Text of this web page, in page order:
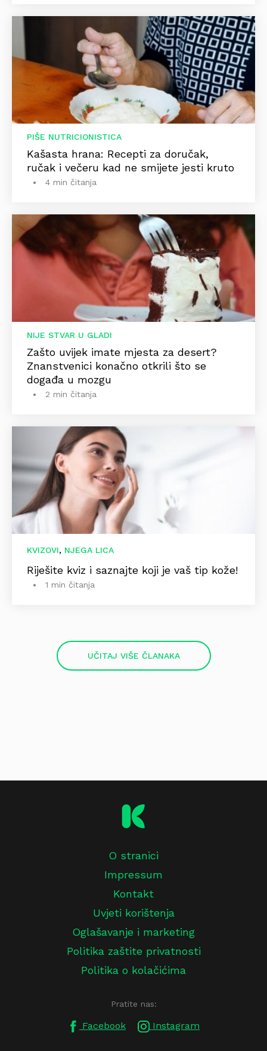
PIŠE NUTRICIONISTICA
Kašasta hrana: Recepti za doručak,
ručak i večeru kad ne smijete jesti kruto
4 min čitanja
NIJE STVAR U GLADI
Zašto uvijek imate mjesta za desert?
Znanstvenici konačno otkrili što se
događa u mozgu
2 min čitanja
KVIZOVI, NJEGA LICA
Riješite kviz i saznajte koji je vaš tip kože!
1 min čitanja
UČITAJ VIŠE ČLANAKA
O stranici
Impressum
Kontakt
Uvjeti korištenja
Oglašavanje i marketing
Politika zaštite privatnosti
Politika o kolačićima
Pratite nas:
Facebook Instagram